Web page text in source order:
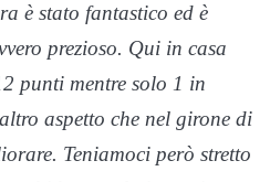
è stato fantastico ed è
prezioso. Qui in casa
punti mentre solo 1 in
aspetto che nel girone di
Teniamoci però stretto